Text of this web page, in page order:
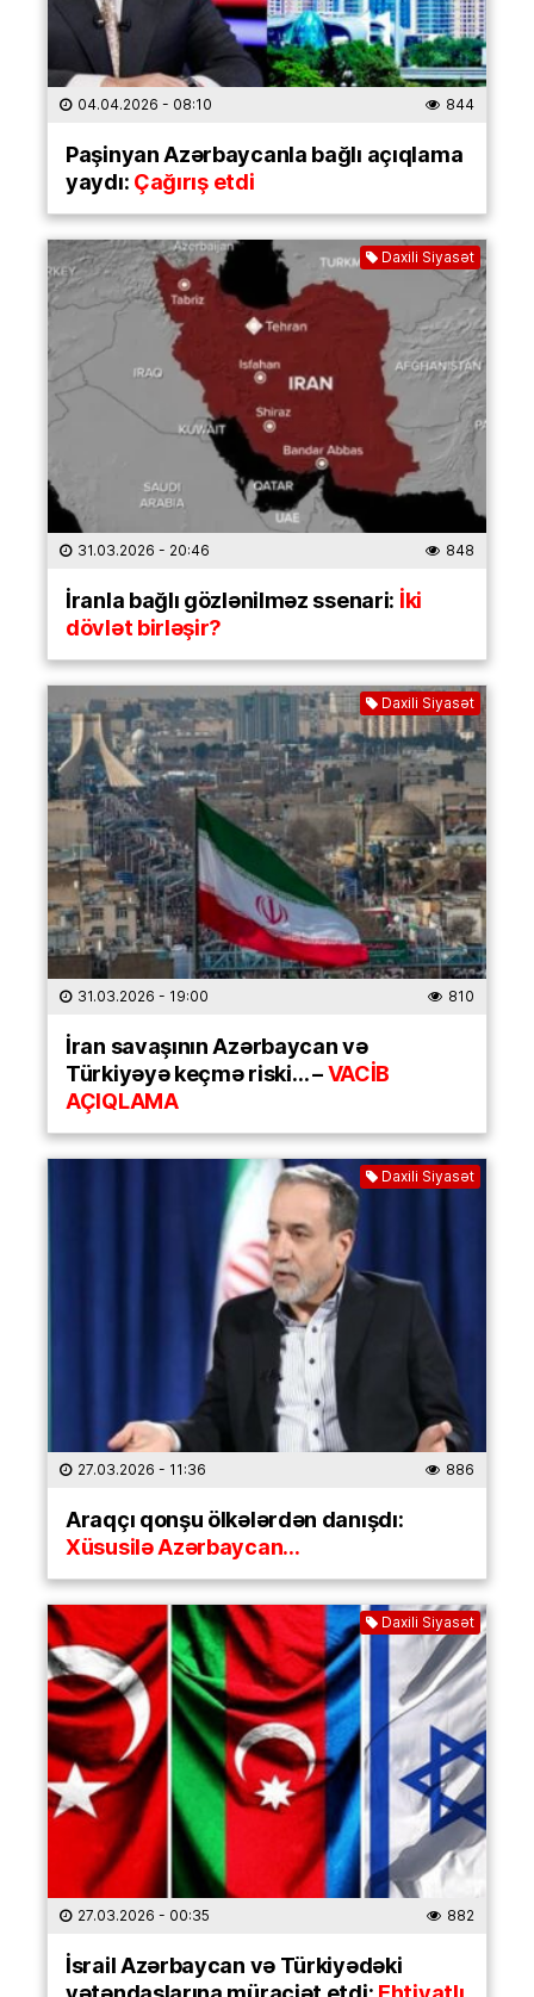
04.04.2026 - 08:10 844
Paşinyan Azərbaycanla bağlı açıqlama
yaydı:Çağırış etdi
Daxili Siyasət
31.03.2026 - 20:46 848
İranla bağlı gözlənilməz ssenari: İki
dövlət birləşir?
Daxili Siyasət
31.03.2026 - 19:00 810
İran savaşının Azərbaycan və
Türkiyəyə keçmə riski… –VACİB
AÇIQLAMA
Daxili Siyasət
27.03.2026 - 11:36 886
Araqçı qonşu ölkələrdən danışdı:
Xüsusilə Azərbaycan…
Daxili Siyasət
27.03.2026 - 00:35 882
İsrail Azərbaycan və Türkiyədəki